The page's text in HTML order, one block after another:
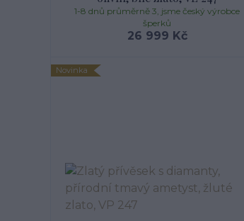
26 999 Kč
1-8 dnů průměrně 3, jsme český výrobce
šperků
Novinka